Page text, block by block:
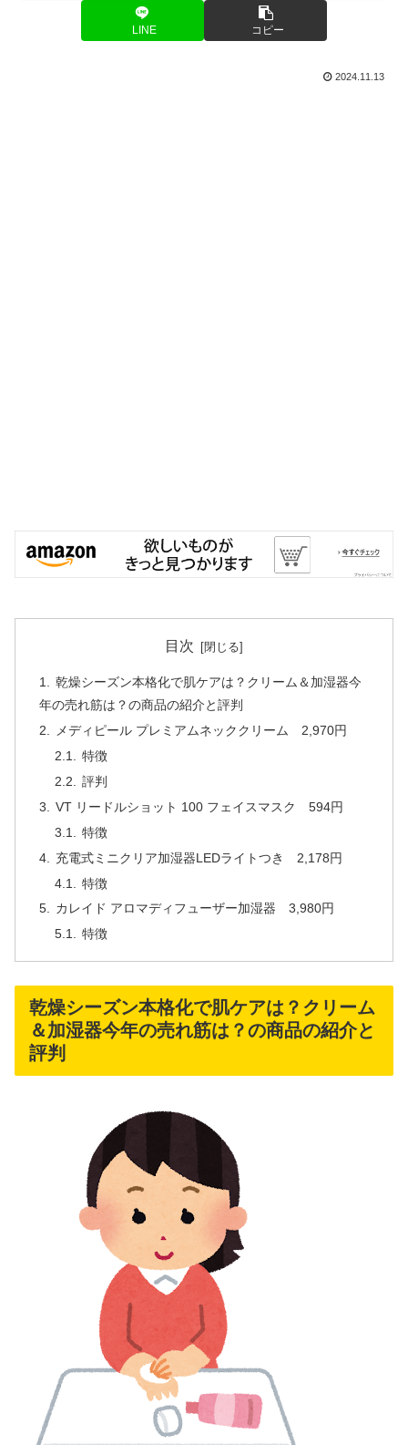
LINE コピー
2024.11.13
目次
乾燥シーズン本格化で肌ケアは？クリーム＆加湿器今
年の売れ筋は？の商品の紹介と評判
メディピール プレミアムネッククリーム 2,970円
特徴
評判
VT リードルショット 100 フェイスマスク 594円
特徴
充電式ミニクリア加湿器LEDライトつき 2,178円
特徴
カレイド アロマディフューザー加湿器 3,980円
特徴
乾燥シーズン本格化で肌ケアは？クリーム
＆加湿器今年の売れ筋は？の商品の紹介と
評判